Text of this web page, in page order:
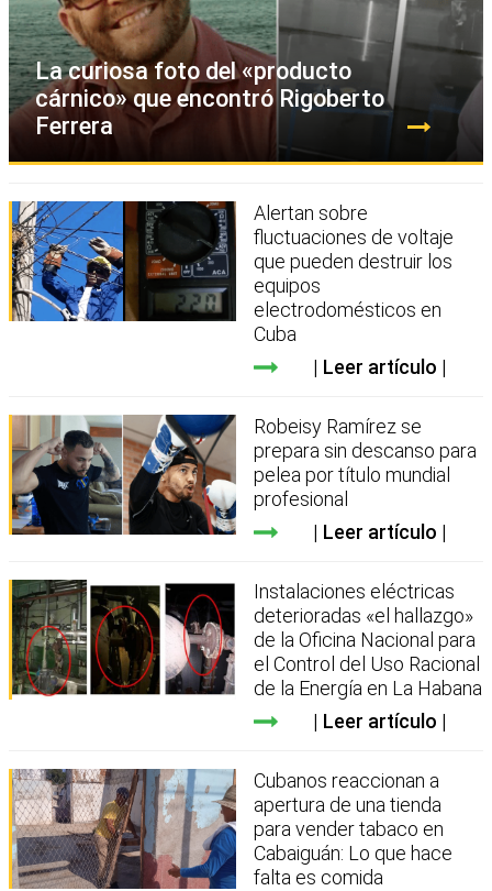
La curiosa foto del «producto
cárnico» que encontró Rigoberto
Ferrera
Alertan sobre
fluctuaciones de voltaje
que pueden destruir los
equipos
electrodomésticos en
Cuba
Leer artículo
Robeisy Ramírez se
prepara sin descanso para
pelea por título mundial
profesional
Leer artículo
Instalaciones eléctricas
deterioradas «el hallazgo»
de la Oficina Nacional para
el Control del Uso Racional
de la Energía en La Habana
Leer artículo
Cubanos reaccionan a
apertura de una tienda
para vender tabaco en
Cabaiguán: Lo que hace
falta es comida